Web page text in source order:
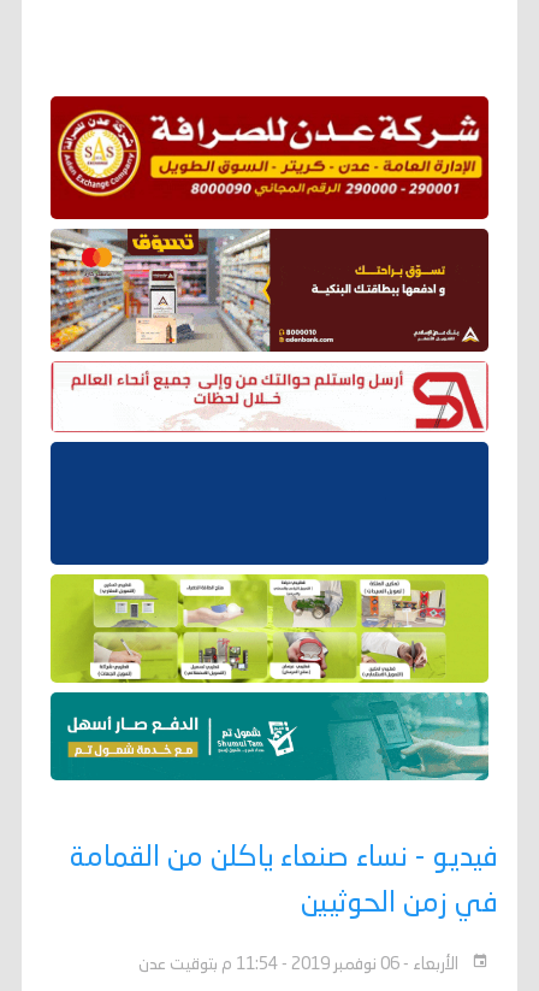
فيديو - نساء صنعاء ياكلن من القمامة
في زمن الحوثيين
الأربعاء - 06 نوفمبر 2019 - 11:54 م بتوقيت عدن